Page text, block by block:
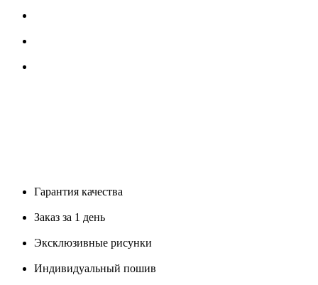
Гарантия качества
Заказ за 1 день
Эксклюзивные рисунки
Индивидуальный пошив